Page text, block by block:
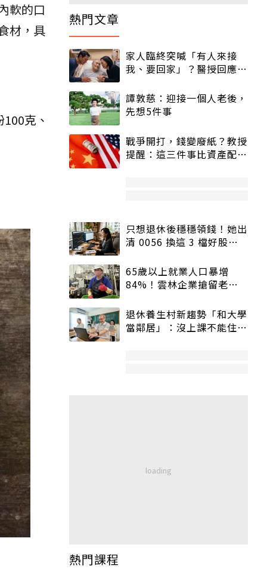
軟的口
材，具
克、
熱門文章
家人臨終突喊「有人來接
我、要回家」？醫授回應方
譚敦慈：迎接一個人老後，
先想5件事
戰爭開打，錢變廢紙？教授
提醒：這三件事比資產配置
只想退休後穩穩領錢！她出
清 0056 換這 3 檔好股：
65歲以上就業人口暴增
84%！雲林企業搶留老員
退休養生村新趨勢「和大學
當鄰居」：沒上課不能住、
熱門課程